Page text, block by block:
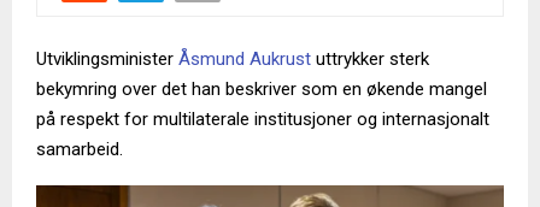
Utviklingsminister Åsmund Aukrust uttrykker sterk
bekymring over det han beskriver som en økende mangel
på respekt for multilaterale institusjoner og internasjonalt
samarbeid.